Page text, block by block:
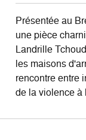
Présentée au
une pièce
Landrille
les maisons
rencontre entre
de la violence à